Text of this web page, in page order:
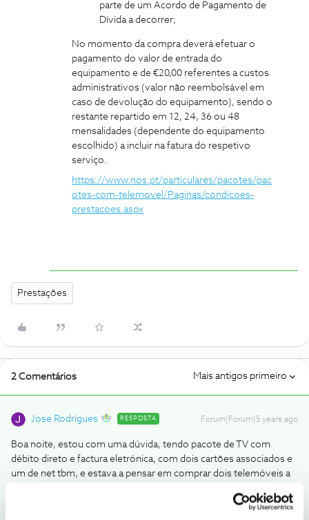
parte de um Acordo de Pagamento de
Dívida a decorrer;
No momento da compra deverá efetuar o
pagamento do valor de entrada do
equipamento e de €20,00 referentes a custos
administrativos (valor não reembolsável em
caso de devolução do equipamento), sendo o
restante repartido em 12, 24, 36 ou 48
mensalidades (dependente do equipamento
escolhido) a incluir na fatura do respetivo
serviço.
https://www.nos.pt/particulares/pacotes/pac
otes-com-telemovel/Paginas/condicoes-
prestacoes.aspx
Prestações
2 Comentários Mais antigos primeiro
Jose Rodrigues RESPOSTA Forum|Forum|5 years ago
Boa noite, estou com uma dúvida, tendo pacote de TV com
débito direto e factura eletrónica, com dois cartões associados e
um de net tbm, e estava a pensar em comprar dois telemóveis a
obrigada... E demora sempre 48h a entregar não pode ser na loja